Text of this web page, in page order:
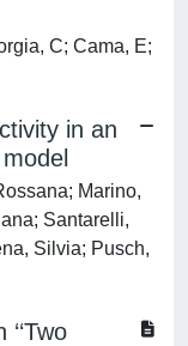
C; Cama, E;
in an
Marino,
Santarelli,
Silvia; Pusch,